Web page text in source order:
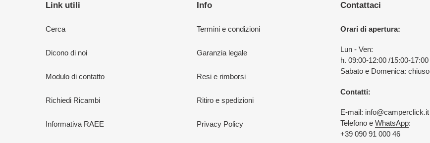
Link utili
Cerca
Dicono di noi
Modulo di contatto
Richiedi Ricambi
Informativa RAEE
Info
Termini e condizioni
Garanzia legale
Resi e rimborsi
Ritiro e spedizioni
Privacy Policy
Contattaci
Orari di apertura:
Lun - Ven:
h. 09:00-12:00 /15:00-17:00
Sabato e Domenica: chiuso
Contatti:
E-mail:
Telefono e WhatsApp:
+39 090 91 000 46